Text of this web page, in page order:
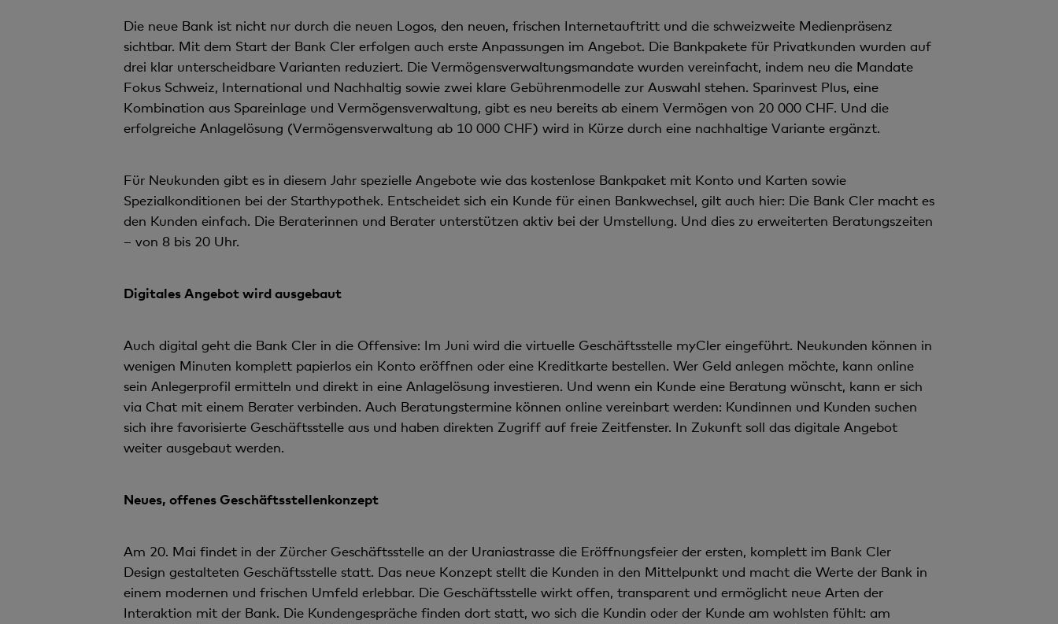
Die neue Bank ist nicht nur durch die neuen Logos, den neuen, frischen Internetauftritt und die schweizweite Medienpräsenz
sichtbar. Mit dem Start der Bank Cler erfolgen auch erste Anpassungen im Angebot. Die Bankpakete für Privatkunden wurden auf
drei klar unterscheidbare Varianten reduziert. Die Vermögensverwaltungsmandate wurden vereinfacht, indem neu die Mandate
Fokus Schweiz, International und Nachhaltig sowie zwei klare Gebührenmodelle zur Auswahl stehen. Sparinvest Plus, eine
Kombination aus Spareinlage und Vermögensverwaltung, gibt es neu bereits ab einem Vermögen von 20 000 CHF. Und die
erfolgreiche Anlagelösung (Vermögensverwaltung ab 10 000 CHF) wird in Kürze durch eine nachhaltige Variante ergänzt.
Für Neukunden gibt es in diesem Jahr spezielle Angebote wie das kostenlose Bankpaket mit Konto und Karten sowie
Spezialkonditionen bei der Starthypothek. Entscheidet sich ein Kunde für einen Bankwechsel, gilt auch hier: Die Bank Cler macht es
den Kunden einfach. Die Beraterinnen und Berater unterstützen aktiv bei der Umstellung. Und dies zu erweiterten Beratungszeiten
– von 8 bis 20 Uhr.
Digitales Angebot wird ausgebaut
Auch digital geht die Bank Cler in die Offensive: Im Juni wird die virtuelle Geschäftsstelle myCler eingeführt. Neukunden können in
wenigen Minuten komplett papierlos ein Konto eröffnen oder eine Kreditkarte bestellen. Wer Geld anlegen möchte, kann online
sein Anlegerprofil ermitteln und direkt in eine Anlagelösung investieren. Und wenn ein Kunde eine Beratung wünscht, kann er sich
via Chat mit einem Berater verbinden. Auch Beratungstermine können online vereinbart werden: Kundinnen und Kunden suchen
sich ihre favorisierte Geschäftsstelle aus und haben direkten Zugriff auf freie Zeitfenster. In Zukunft soll das digitale Angebot
weiter ausgebaut werden.
Neues, offenes Geschäftsstellenkonzept
Am 20. Mai findet in der Zürcher Geschäftsstelle an der Uraniastrasse die Eröffnungsfeier der ersten, komplett im Bank Cler
Design gestalteten Geschäftsstelle statt. Das neue Konzept stellt die Kunden in den Mittelpunkt und macht die Werte der Bank in
einem modernen und frischen Umfeld erlebbar. Die Geschäftsstelle wirkt offen, transparent und ermöglicht neue Arten der
Interaktion mit der Bank. Die Kundengespräche finden dort statt, wo sich die Kundin oder der Kunde am wohlsten fühlt: am